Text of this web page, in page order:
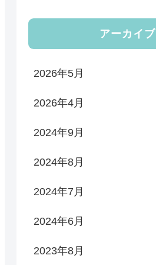
アーカイブ
2026年5月
2026年4月
2024年9月
2024年8月
2024年7月
2024年6月
2023年8月